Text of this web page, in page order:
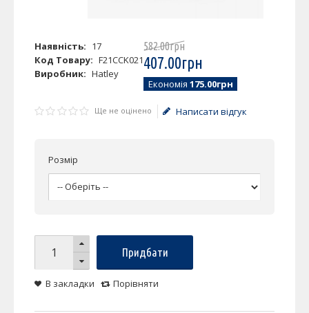
Наявність: 17
Код Товару: F21CCK021
Виробник: Hatley
582.00грн
407.00грн
Економія 175.00грн
Ще не оцінено Написати відгук
Розмір
Придбати
В закладки Порівняти